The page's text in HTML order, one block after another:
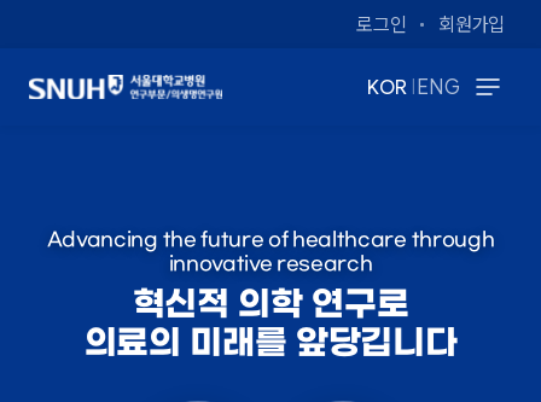
로그인 회원가입
KOR | ENG
Advancing the future of healthcare through
innovative research
혁신적 의학 연구로
의료의 미래를 앞당깁니다